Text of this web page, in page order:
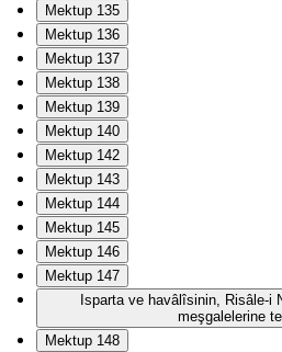
Mektup 135
Mektup 136
Mektup 137
Mektup 138
Mektup 139
Mektup 140
Mektup 142
Mektup 143
Mektup 144
Mektup 145
Mektup 146
Mektup 147
Isparta ve havâlîsinin, Risâle-i
meşgalelerine
Mektup 148